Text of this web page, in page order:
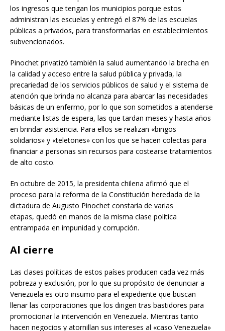
los ingresos que tengan los municipios porque estos
administran las escuelas y entregó el 87% de las escuelas
públicas a privados, para transformarlas en establecimientos
subvencionados.
Pinochet privatizó también la salud aumentando la brecha en
la calidad y acceso entre la salud pública y privada, la
precariedad de los servicios públicos de salud y el sistema de
atención que brinda no alcanza para abarcar las necesidades
básicas de un enfermo, por lo que son sometidos a atenderse
mediante listas de espera, las que tardan meses y hasta años
en brindar asistencia. Para ellos se realizan «bingos
solidarios» y «teletones» con los que se hacen colectas para
financiar a personas sin recursos para costearse tratamientos
de alto costo.
En octubre de 2015, la presidenta chilena afirmó que el
proceso para la reforma de la Constitución heredada de la
dictadura de Augusto Pinochet constaría de varias
etapas, quedó en manos de la misma clase política
entrampada en impunidad y corrupción.
Al cierre
Las clases políticas de estos países producen cada vez más
pobreza y exclusión, por lo que su propósito de denunciar a
Venezuela es otro insumo para el expediente que buscan
llenar las corporaciones que los dirigen tras bastidores para
promocionar la intervención en Venezuela. Mientras tanto
hacen negocios y atornillan sus intereses al «caso Venezuela»